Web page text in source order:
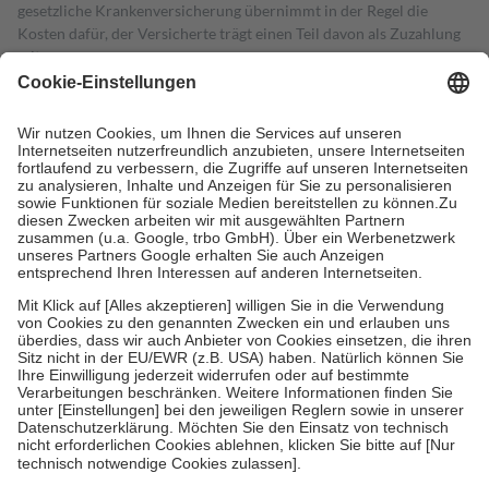
gesetzliche Krankenversicherung übernimmt in der Regel die
Kosten dafür, der Versicherte trägt einen Teil davon als Zuzahlung
mit.
Grundsätzlich leisten Mitglieder Zuzahlungen in Höhe von zehn
höchstens zehn Euro.
Es sind jedoch nie mehr als die tatsächlichen
Kosten der Leistung zu entrichten.
Diese Regeln gelten grundsätzlich auch für Online-Apotheken.
Bei Heilmitteln und häuslicher Krankenpflege beträgt die
Zuzahlung zehn Prozent der Kosten sowie zehn Euro je
Verordnung.
Um das Engagement der Versicherten für ihre eigene Gesundheit zu
stärken und die besondere Stellung der Familie zu unterstützen,
fallenkeine Zuzahlungenan bei:
• Kindern und Jugendlichen bis zum vollendeten 18. Lebensjahr
mit Ausnahme der Fahrkosten
• Untersuchungen zur Vorsorge und Früherkennung, die von der
GKV getragen werden
• empfohlenen Schutzimpfungen
• Harn- und Blutteststreifen